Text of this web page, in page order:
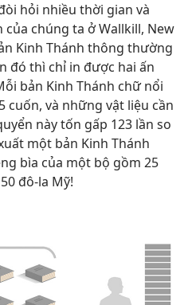
hỏi nhiều thời gian và
chúng ta ở Wallkill, New
Kinh Thánh thông thường
đó thì chỉ in được hai ấn
bản Kinh Thánh chữ nổi
cuốn, và những vật liệu cần
này tốn gấp 123 lần so
một bản Kinh Thánh
bìa của một bộ gồm 25
đô-la Mỹ!